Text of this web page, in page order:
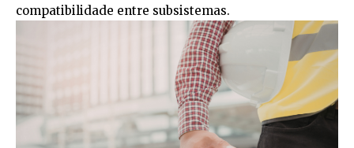
compatibilidade entre subsistemas.